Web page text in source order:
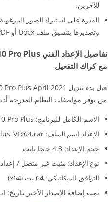
للآخرين.
القدرة على استيراد الصور
وتصديرها بتنسيق ملف Docx أو PDF.
مع كراك التفعيل
من توفر مواصفات النظام المدرجة
الاسم الكامل للبرنامج: Microsoft Office 2010 Pro Plus مارس 2021
الإعداد اسم الملف: Microsoft_Office_2010_Pro_Plus_VLx64.rar
حجم الإعداد: 4.3 جيجا بايت
نوع الإعداد: مثبت غير متصل /
التوافق الميكانيكي: 64 بت (x64)
تمت إضافة الإصدار الأخير بتاريخ: ابريل